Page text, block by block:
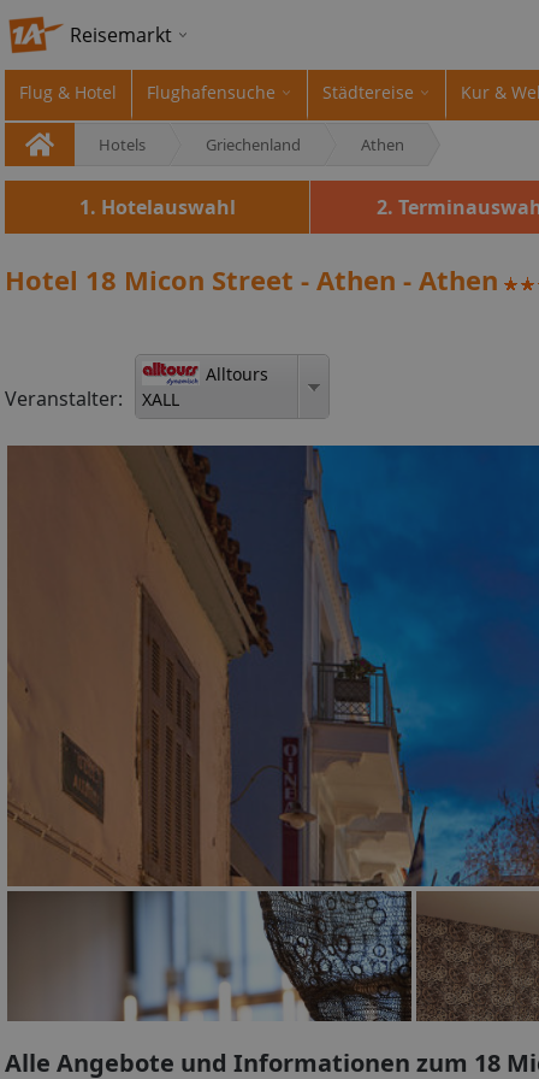
Reisemarkt
Flug & Hotel Flughafensuche Städtereise Kur &
Hotels Griechenland Athen
1. Hotelauswahl 2.
Hotel 18 Micon Street - Athen - Athen
Veranstalter:
Alltours
XALL
Alle Angebote und Informationen zum 18